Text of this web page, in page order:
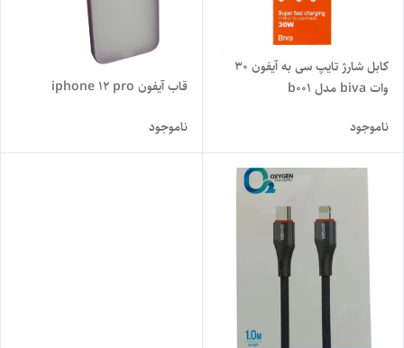
کابل شارژ تایپ سی به آیفون 30
وات biva مدل b001
ناموجود
قاب آیفون iphone 12 pro
ناموجود